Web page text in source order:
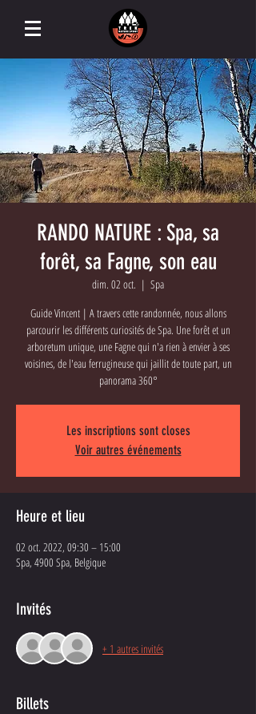
RANDO NATURE : Spa, sa
forêt, sa Fagne, son eau
dim. 02 oct.
  |
Spa
Guide Vincent | A travers cette randonnée, nous allons
parcourir les différents curiosités de Spa. Une forêt et un
arboretum unique, une Fagne qui n'a rien à envier à ses
voisines, de l'eau ferrugineuse qui jaillit de toute part, un
panorama 360°
Les inscriptions sont closes
Voir autres événements
Heure et lieu
02 oct. 2022, 09:30 – 15:00
Spa, 4900 Spa, Belgique
Invités
+ 1 autres invités
Billets